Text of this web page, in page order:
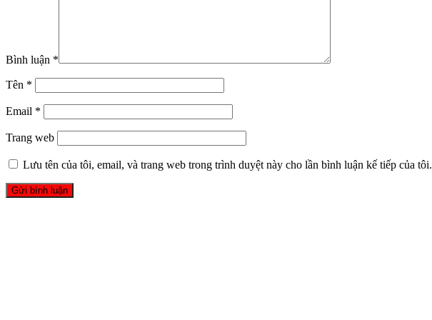
Bình luận *
Tên *
Email *
Trang web
Lưu tên của tôi, email, và trang web trong trình duyệt này cho lần bình luận kế tiếp của tôi.